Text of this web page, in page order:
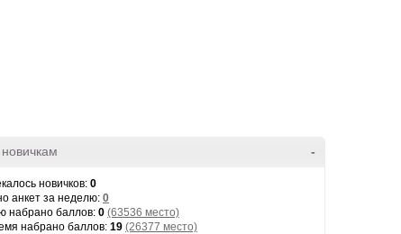
-
новичков: 0
анкет за неделю: 0
набрано баллов: 0 (63536 место)
набрано баллов: 19 (26377 место)